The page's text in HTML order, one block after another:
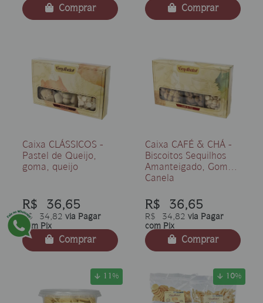
Comprar Comprar
Caixa CLÁSSICOS -
Pastel de Queijo,
goma, queijo
R$ 36,65
R$ 34,82 via Pagar
com Pix
Comprar
Caixa CAFÉ & CHÁ -
Biscoitos Sequilhos
Amanteigado, Goma,
Canela
R$ 36,65
R$ 34,82 via Pagar
com Pix
Comprar
11 % 10%